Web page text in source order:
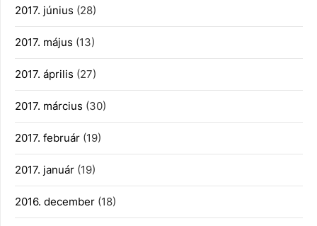
2017. június (28)
2017. május (13)
2017. április (27)
2017. március (30)
2017. február (19)
2017. január (19)
2016. december (18)